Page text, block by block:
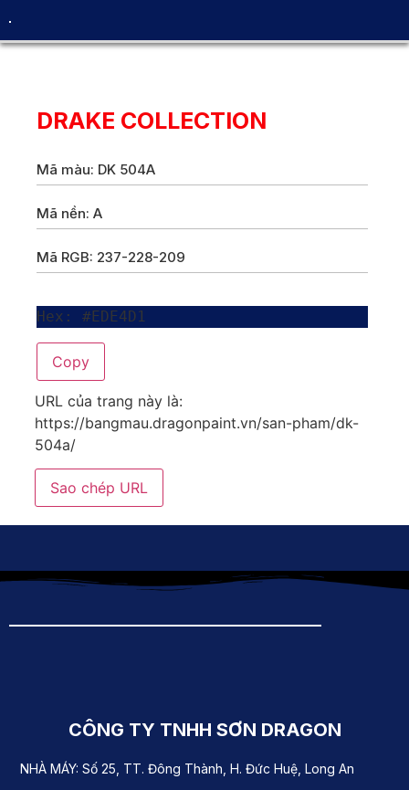
DRAKE COLLECTION
Mã màu: DK 504A
Mã nền: A
Mã RGB: 237-228-209
Hex: #EDE4D1
Copy
URL của trang này là:
https://bangmau.dragonpaint.vn/san-pham/dk-
504a/
Sao chép URL
CÔNG TY TNHH SƠN DRAGON
NHÀ MÁY: Số 25, TT. Đông Thành, H. Đức Huệ, Long An